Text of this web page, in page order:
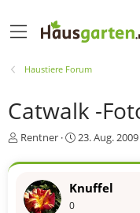
Haustiere Forum
Catwalk -
E
s
e
Rentner
E
s
e
23. Aug. 2009
Knuffel
0